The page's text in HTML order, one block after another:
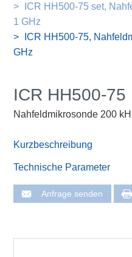
ICR HH500-75 set,
1 GHz
ICR HH500-75,
GHz
ICR HH500-75
Nahfeldmikrosonde 200
Kurzbeschreibung
Technische Parameter
Anfrage senden